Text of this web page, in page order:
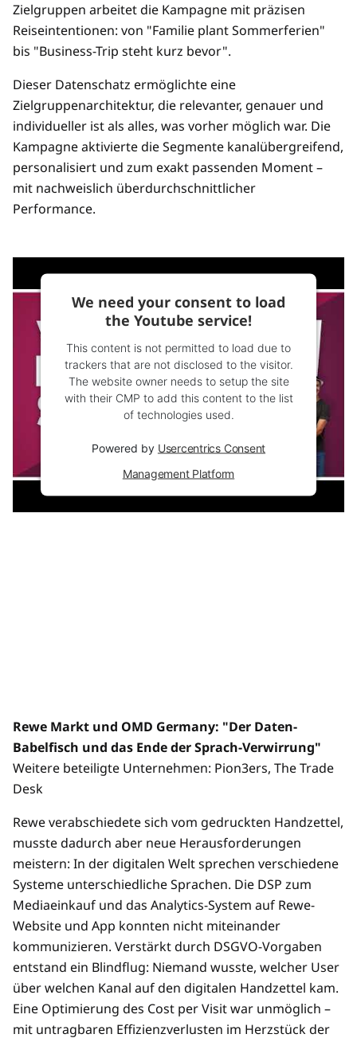
Zielgruppen arbeitet die Kampagne mit präzisen
Reiseintentionen: von "Familie plant Sommerferien"
bis "Business-Trip steht kurz bevor".
Dieser Datenschatz ermöglichte eine
Zielgruppenarchitektur, die relevanter, genauer und
individueller ist als alles, was vorher möglich war. Die
Kampagne aktivierte die Segmente kanalübergreifend,
personalisiert und zum exakt passenden Moment –
mit nachweislich überdurchschnittlicher
Performance.
We need your consent to load
the Youtube service!
This content is not permitted to load due to
trackers that are not disclosed to the visitor.
The website owner needs to setup the site
with their CMP to add this content to the list
of technologies used.
Powered by Usercentrics Consent
Management Platform
Rewe Markt und OMD Germany: "Der Daten-
Babelfisch und das Ende der Sprach-Verwirrung"
Weitere beteiligte Unternehmen: Pion3ers, The Trade
Desk
Rewe verabschiedete sich vom gedruckten Handzettel,
musste dadurch aber neue Herausforderungen
meistern: In der digitalen Welt sprechen verschiedene
Systeme unterschiedliche Sprachen. Die DSP zum
Mediaeinkauf und das Analytics-System auf Rewe-
Website und App konnten nicht miteinander
kommunizieren. Verstärkt durch DSGVO-Vorgaben
entstand ein Blindflug: Niemand wusste, welcher User
über welchen Kanal auf den digitalen Handzettel kam.
Eine Optimierung des Cost per Visit war unmöglich –
mit untragbaren Effizienzverlusten im Herzstück der